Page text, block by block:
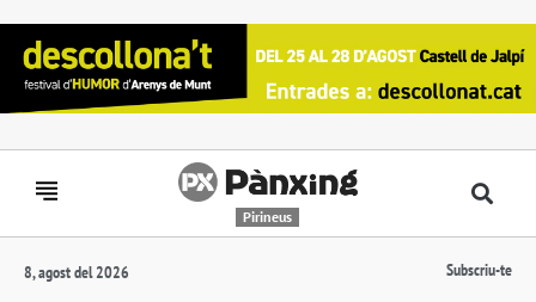
Pirineus
8, agost del 2026 Subscriu-te